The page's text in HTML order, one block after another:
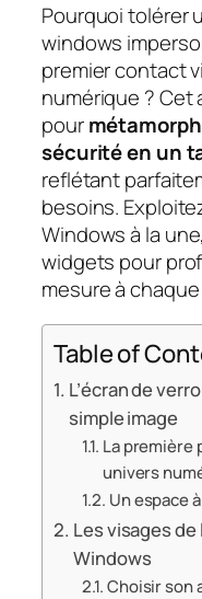
Pourquoi tolérer
windows
premier contact
numérique ? Cet
pour
sécurité en un
reflétant
besoins.
Windows à la
widgets pour
mesure à
Table of
L’écran de
simple image
La première
univers
Un espace
Les visages
Windows
Choisir son